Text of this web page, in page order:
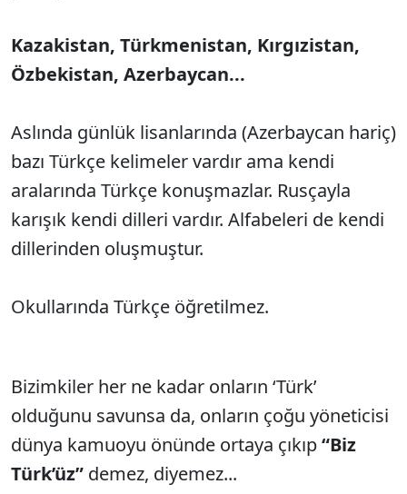
Kazakistan, Türkmenistan, Kırgızistan,
Özbekistan, Azerbaycan...
Aslında günlük lisanlarında (Azerbaycan hariç)
bazı Türkçe kelimeler vardır ama kendi
aralarında Türkçe konuşmazlar. Rusçayla
karışık kendi dilleri vardır. Alfabeleri de kendi
dillerinden oluşmuştur.
Okullarında Türkçe öğretilmez.
Bizimkiler her ne kadar onların ‘Türk’
olduğunu savunsa da, onların çoğu yöneticisi
dünya kamuoyu önünde ortaya çıkıp“Biz
Türk’üz” demez, diyemez...